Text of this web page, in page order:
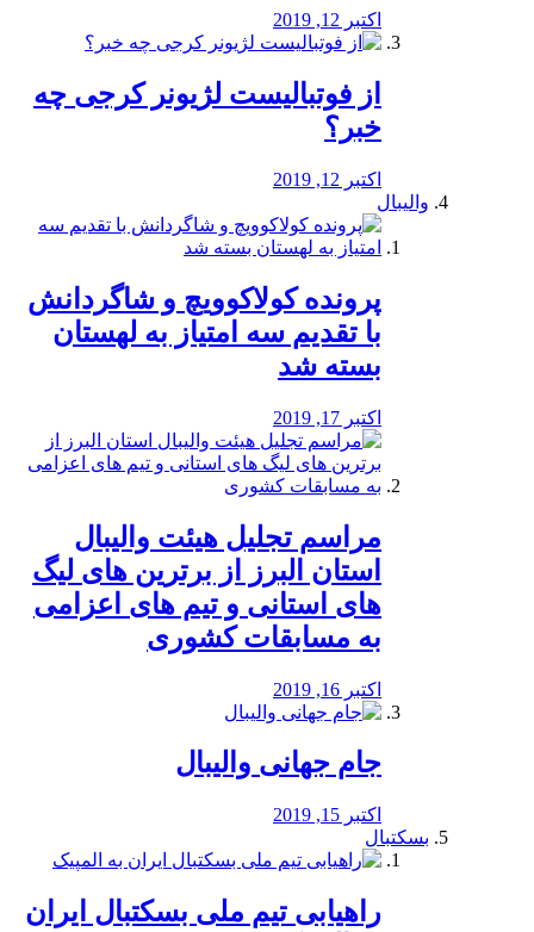
اکتبر 12, 2019
از فوتبالیست لژیونر کرجی چه
خبر؟
اکتبر 12, 2019
والیبال
پرونده کولاکوویچ و شاگردانش
با تقدیم سه امتیاز به لهستان
بسته شد
اکتبر 17, 2019
مراسم تجلیل هیئت والیبال
استان البرز از برترین های لیگ
های استانی و تیم های اعزامی
به مسابقات کشوری
اکتبر 16, 2019
جام جهانی والیبال
اکتبر 15, 2019
بسکتبال
راهیابی تیم ملی بسکتبال ایران